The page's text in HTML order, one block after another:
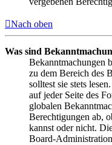
Nach oben
Was sind
Bekanntmachungen
zu dem Bereich des
solltest sie stets
auf jeder Seite des
globalen
Berechtigungen ab,
kannst oder nicht.
Board-